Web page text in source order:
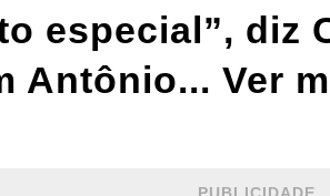
especial”, diz
Antônio... Ver